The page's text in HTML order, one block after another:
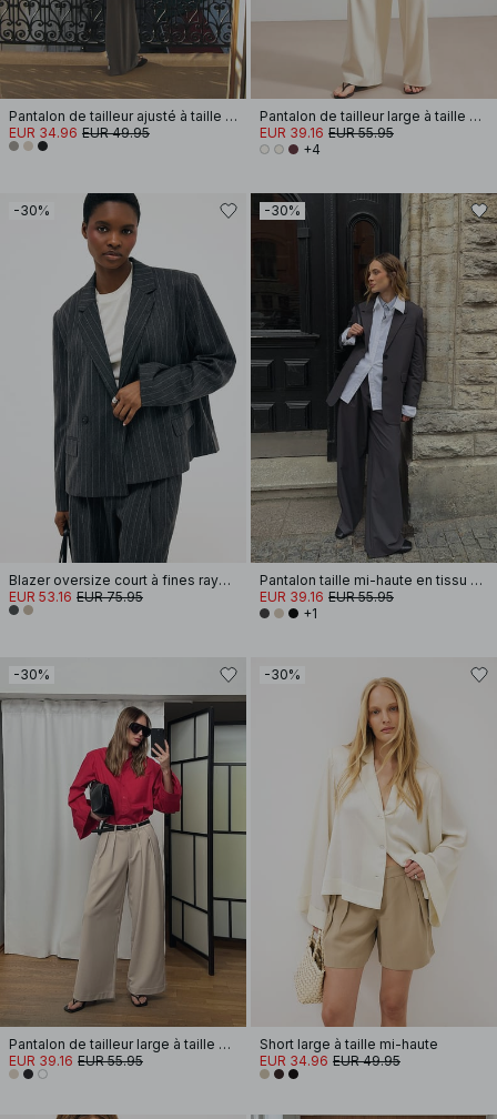
Pantalon de tailleur ajusté à taille mi-haute
EUR 34.96 EUR 49.95
Pantalon de tailleur large à taille haute
EUR 39.16 EUR 55.95
+4
-30%
Blazer oversize court à fines rayures
EUR 53.16 EUR 75.95
-30%
Pantalon taille mi-haute en tissu mélangé
EUR 39.16 EUR 55.95
+1
-30%
Pantalon de tailleur large à taille haute
EUR 39.16 EUR 55.95
-30%
Short large à taille mi-haute
EUR 34.96 EUR 49.95